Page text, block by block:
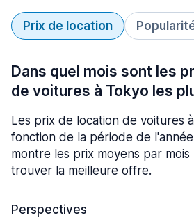
Prix de location
Dans quel mois sont les
de voitures à Tokyo les
Les prix de location de voitures
fonction de la période de
montre les prix moyens par
trouver la meilleure offre.
Perspectives